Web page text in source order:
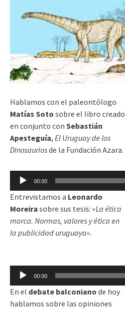
Hablamos con el paleontólogo
Matías Soto sobre el libro creado
en conjunto con Sebastián
Apesteguía, El Uruguay de los
Dinosauriosde la Fundación Azara.
Reproductor
audio
00:00
Entrevistamos a Leonardo
Moreira sobre sus tesis: «La ética
marca. Normas, valores y ética en
la publicidad uruguaya».
de
audio
00:00
En el debate balconiano de hoy
hablamos sobre las opiniones